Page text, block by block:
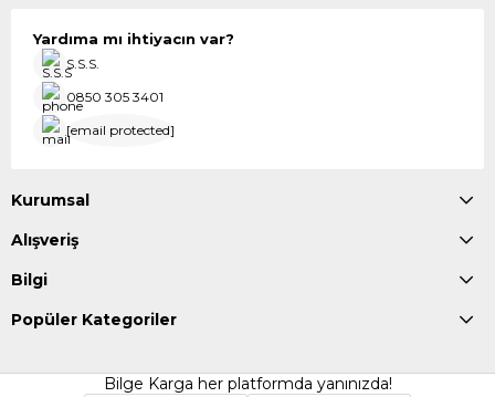
Yardıma mı ihtiyacın var?
S.S.S.
0850 305 3401
[email protected]
Kurumsal
Alışveriş
Bilgi
Popüler Kategoriler
Bilge Karga her platformda yanınızda!